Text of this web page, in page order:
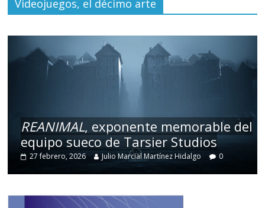
Videojuegos, el décimo arte
REANIMAL, exponente memorable del
equipo sueco de Tarsier Studios
27 febrero, 2026 Julio Marcial Martínez Hidalgo 0